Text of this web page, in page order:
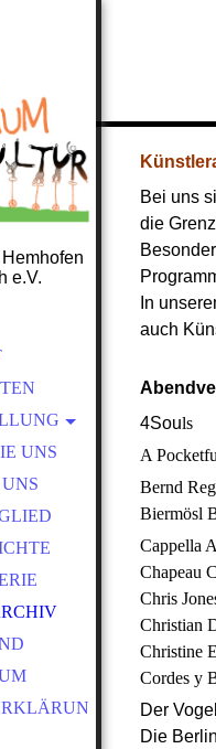
e.V.
-
UNS
Bei uns
die
In
auch
4Souls
A
Bernd
Biermösl
Cappella
Chapeau
Chris
Christian
Christine
Cordes y
Der
Die